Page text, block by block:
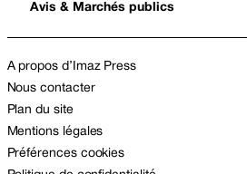
Avis & Marchés publics
A propos d’Imaz Press
Nous contacter
Plan du site
Mentions légales
Préférences cookies